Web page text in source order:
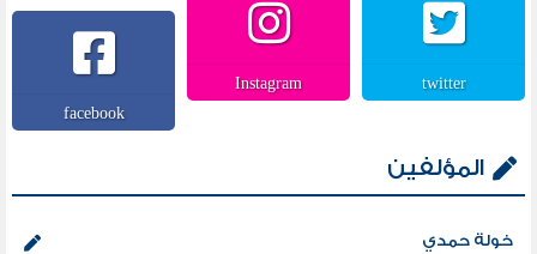
twitter
Instagram
facebook
المؤلفين
خولة حمدي